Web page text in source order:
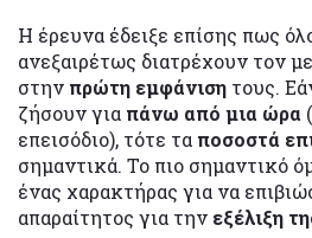
Η έρευνα έδειξε επίσης πως
ανεξαιρέτως διατρέχουν τον
στην πρώτη εμφάνιση τους.
ζήσουν για πάνω από μια ώρα
επεισόδιο), τότε τα ποσοστά
σημαντικά. Το πιο σημαντικό
ένας χαρακτήρας για να
απαραίτητος για την εξέλιξη